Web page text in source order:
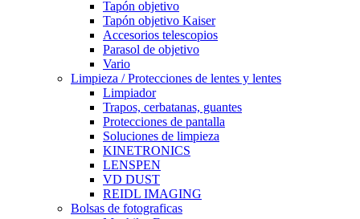
Tapón objetivo
Tapón objetivo Kaiser
Accesorios telescopios
Parasol de objetivo
Vario
Limpieza / Protecciones de lentes y lentes
Limpiador
Trapos, cerbatanas, guantes
Protecciones de pantalla
Soluciones de limpieza
KINETRONICS
LENSPEN
VD DUST
REIDL IMAGING
Bolsas de fotograficas